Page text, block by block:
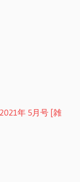
2021年 5月号 [雑